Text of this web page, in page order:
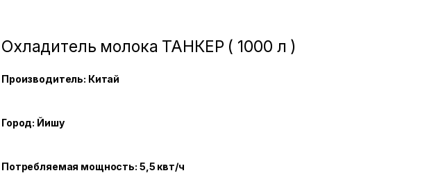
Охладитель молока ТАНКЕР ( 1000 л )
Производитель: Китай
Город: Йишу
Потребляемая мощность: 5,5 квт/ч